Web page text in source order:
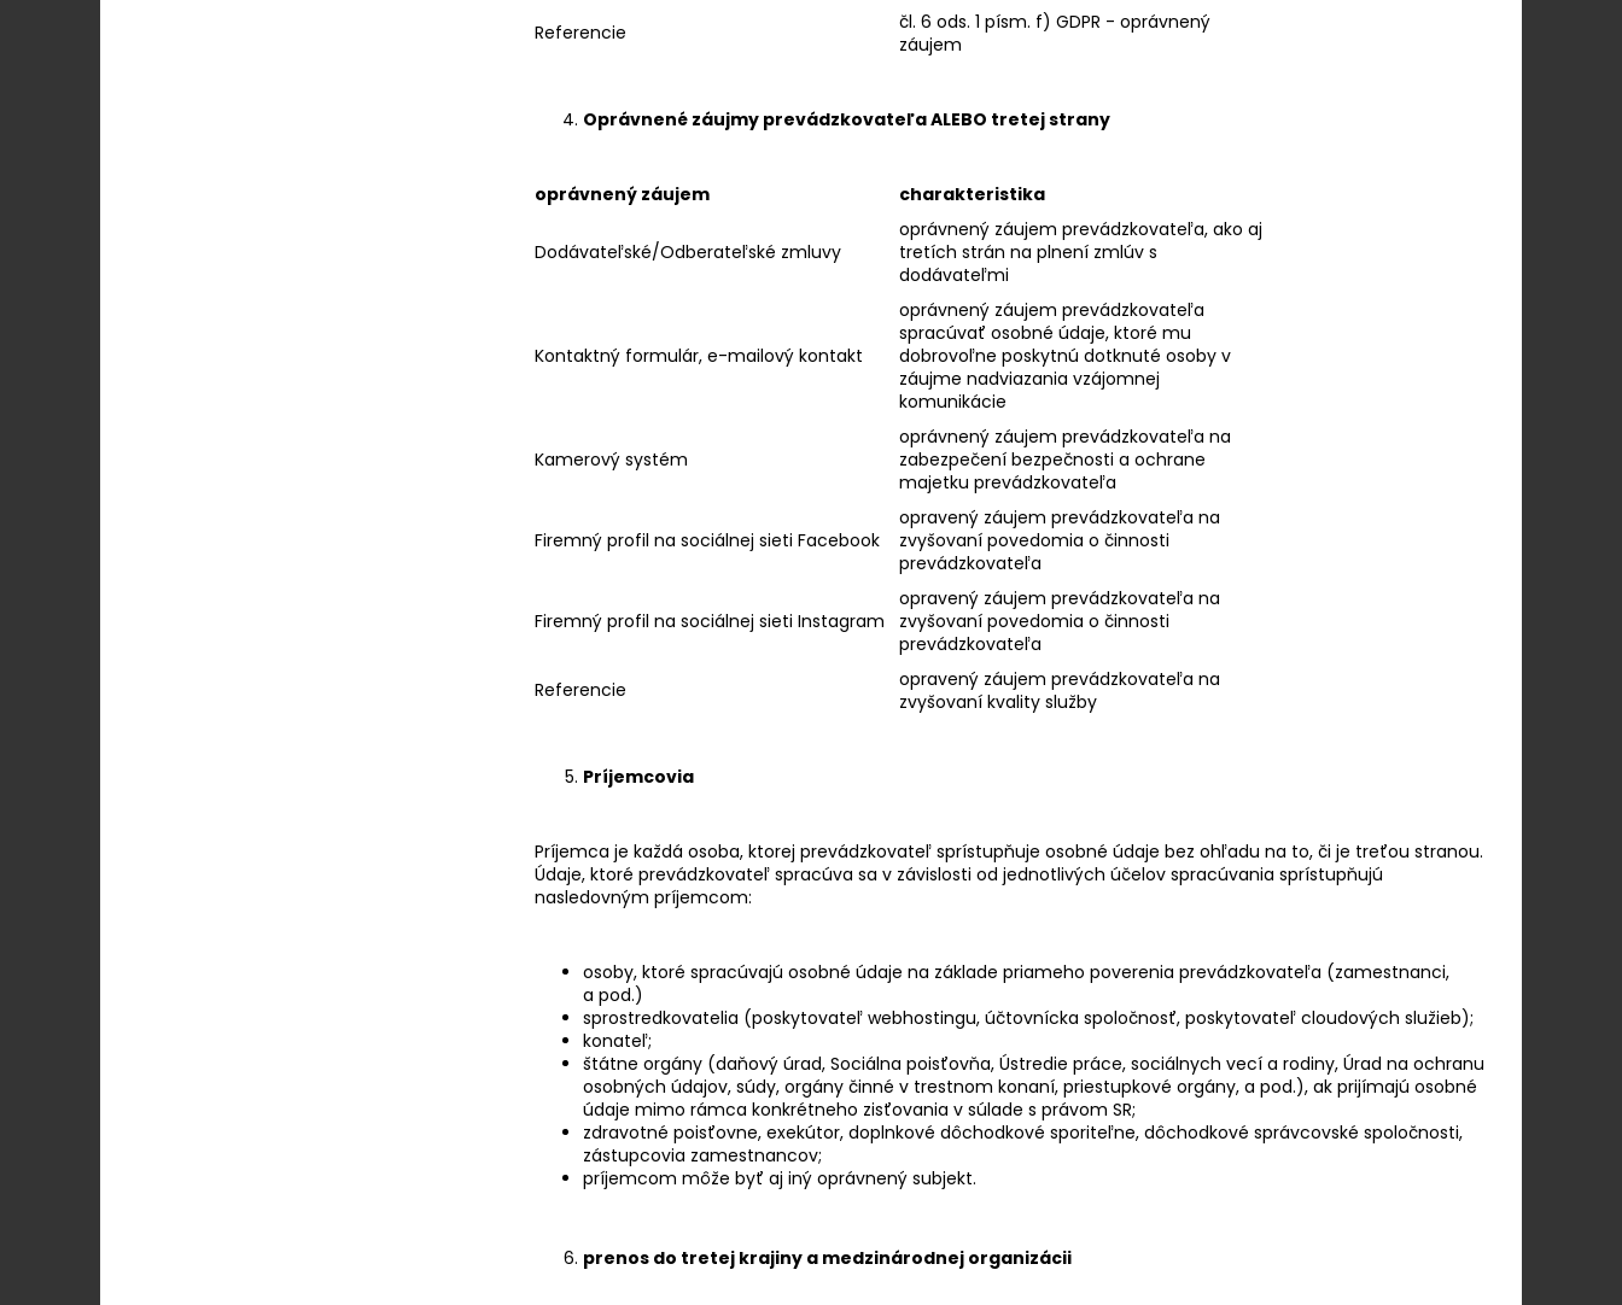
Referencie
čl. 6 ods. 1 písm. f) GDPR - oprávnený
záujem
Oprávnené záujmy prevádzkovateľa ALEBO tretej strany
oprávnený záujem charakteristika
Dodávateľské/Odberateľské zmluvy
oprávnený záujem prevádzkovateľa, ako aj
tretích strán na plnení zmlúv s
dodávateľmi
Kontaktný formulár, e-mailový kontakt
oprávnený záujem prevádzkovateľa
spracúvať osobné údaje, ktoré mu
dobrovoľne poskytnú dotknuté osoby v
záujme nadviazania vzájomnej
komunikácie
Kamerový systém
oprávnený záujem prevádzkovateľa na
zabezpečení bezpečnosti a ochrane
majetku prevádzkovateľa
Firemný profil na sociálnej sieti Facebook
opravený záujem prevádzkovateľa na
zvyšovaní povedomia o činnosti
prevádzkovateľa
Firemný profil na sociálnej sieti Instagram
opravený záujem prevádzkovateľa na
zvyšovaní povedomia o činnosti
prevádzkovateľa
Referencie
opravený záujem prevádzkovateľa na
zvyšovaní kvality služby
Príjemcovia
Príjemca je každá osoba, ktorej prevádzkovateľ sprístupňuje osobné údaje bez ohľadu na to, či je treťou stranou.
Údaje, ktoré prevádzkovateľ spracúva sa v závislosti od jednotlivých účelov spracúvania sprístupňujú
nasledovným príjemcom:
osoby, ktoré spracúvajú osobné údaje na základe priameho poverenia prevádzkovateľa (zamestnanci,
a pod.)
sprostredkovatelia (poskytovateľ webhostingu, účtovnícka spoločnosť, poskytovateľ cloudových služieb);
konateľ;
štátne orgány (daňový úrad, Sociálna poisťovňa, Ústredie práce, sociálnych vecí a rodiny, Úrad na ochranu
osobných údajov, súdy, orgány činné v trestnom konaní, priestupkové orgány, a pod.), ak prijímajú osobné
údaje mimo rámca konkrétneho zisťovania v súlade s právom SR;
zdravotné poisťovne, exekútor, doplnkové dôchodkové sporiteľne, dôchodkové správcovské spoločnosti,
zástupcovia zamestnancov;
príjemcom môže byť aj iný oprávnený subjekt.
prenos do tretej krajiny a medzinárodnej organizácii